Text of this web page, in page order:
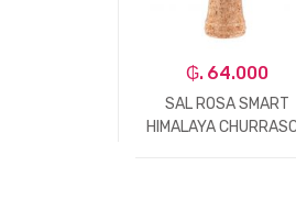
₲. 64.000
SAL ROSA SMART
HIMALAYA